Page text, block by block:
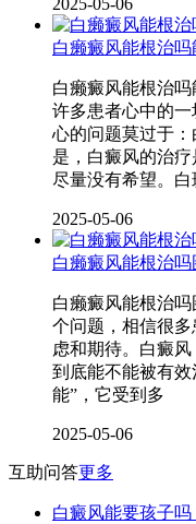
白癞癜风能根治
白癞癜风能根治
许多患者心中的
心的问题莫过于
是，白癜风的治
尽量没有希望。白
2025-05-06
白癞癜风能根治吗
白癞癜风能根治
个问题，相信很
虑和期待。白癜
到底能不能被有效
能”，它受到多
2025-05-06
互助问答更多
白癜风能要孩子吗